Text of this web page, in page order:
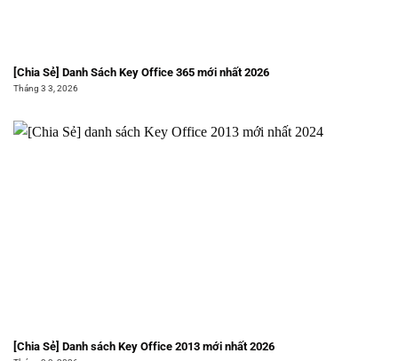
[Chia Sẻ] Danh Sách Key Office 365 mới nhất 2026
Tháng 3 3, 2026
[Chia Sẻ] Danh sách Key Office 2013 mới nhất 2026